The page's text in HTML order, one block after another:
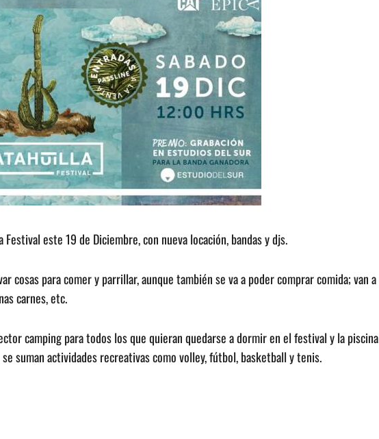
este 19 de Diciembre, con nueva locación, bandas y djs.
cosas para comer y parrillar, aunque también se va a poder comprar comida; van a
carnes, etc.
camping para todos los que quieran quedarse a dormir en el festival y la piscina
suman actividades recreativas como volley, fútbol, basketball y tenis.